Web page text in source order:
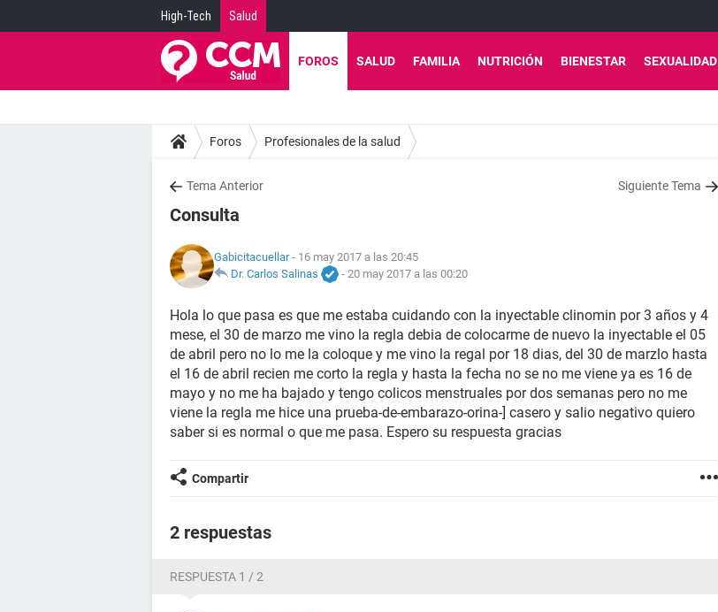
High-Tech Salud
FOROS SALUD FAMILIA NUTRICIÓN BIENESTAR SEXUALIDAD
Foros Profesionales de la salud
Tema Anterior Siguiente Tema
Consulta
Gabicitacuellar- 16 may 2017 a las 20:45
Dr. Carlos Salinas
- 20 may 2017 a las 00:20
Hola lo que pasa es que me estaba cuidando con la inyectable clinomin por 3 años y 4
mese, el 30 de marzo me vino la regla debia de colocarme de nuevo la inyectable el 05
de abril pero no lo me la coloque y me vino la regal por 18 dias, del 30 de marzlo hasta
el 16 de abril recien me corto la regla y hasta la fecha no se no me viene ya es 16 de
mayo y no me ha bajado y tengo colicos menstruales por dos semanas pero no me
viene la regla me hice una prueba-de-embarazo-orina-] casero y salio negativo quiero
saber si es normal o que me pasa. Espero su respuesta gracias
Compartir
2 respuestas
RESPUESTA 1 / 2